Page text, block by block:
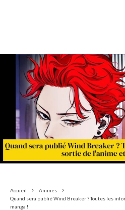
Accueil
Animes
Quand sera publié Wind Breaker ? Toutes les
manga !